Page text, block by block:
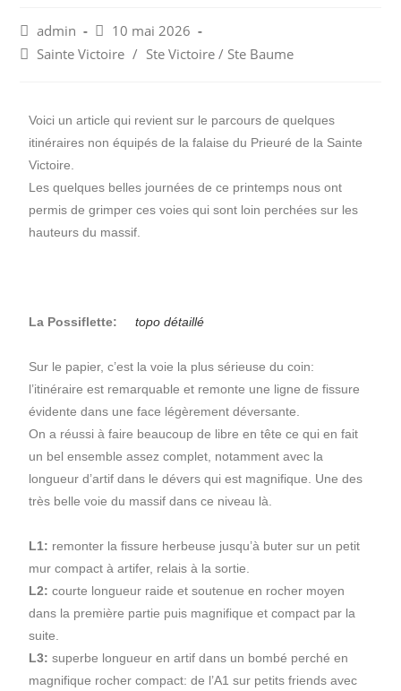
admin
10 mai 2026
Sainte Victoire / Ste Victoire / Ste Baume
Voici un article qui revient sur le parcours de quelques
itinéraires non équipés de la falaise du Prieuré de la Sainte
Victoire.
Les quelques belles journées de ce printemps nous ont
permis de grimper ces voies qui sont loin perchées sur les
hauteurs du massif.
La Possiflette: topo détaillé
Sur le papier, c’est la voie la plus sérieuse du coin:
l’itinéraire est remarquable et remonte une ligne de fissure
évidente dans une face légèrement déversante.
On a réussi à faire beaucoup de libre en tête ce qui en fait
un bel ensemble assez complet, notamment avec la
longueur d’artif dans le dévers qui est magnifique. Une des
très belle voie du massif dans ce niveau là.
L1: remonter la fissure herbeuse jusqu’à buter sur un petit
mur compact à artifer, relais à la sortie.
L2: courte longueur raide et soutenue en rocher moyen
dans la première partie puis magnifique et compact par la
suite.
L3: superbe longueur en artif dans un bombé perché en
magnifique rocher compact: de l’A1 sur petits friends avec